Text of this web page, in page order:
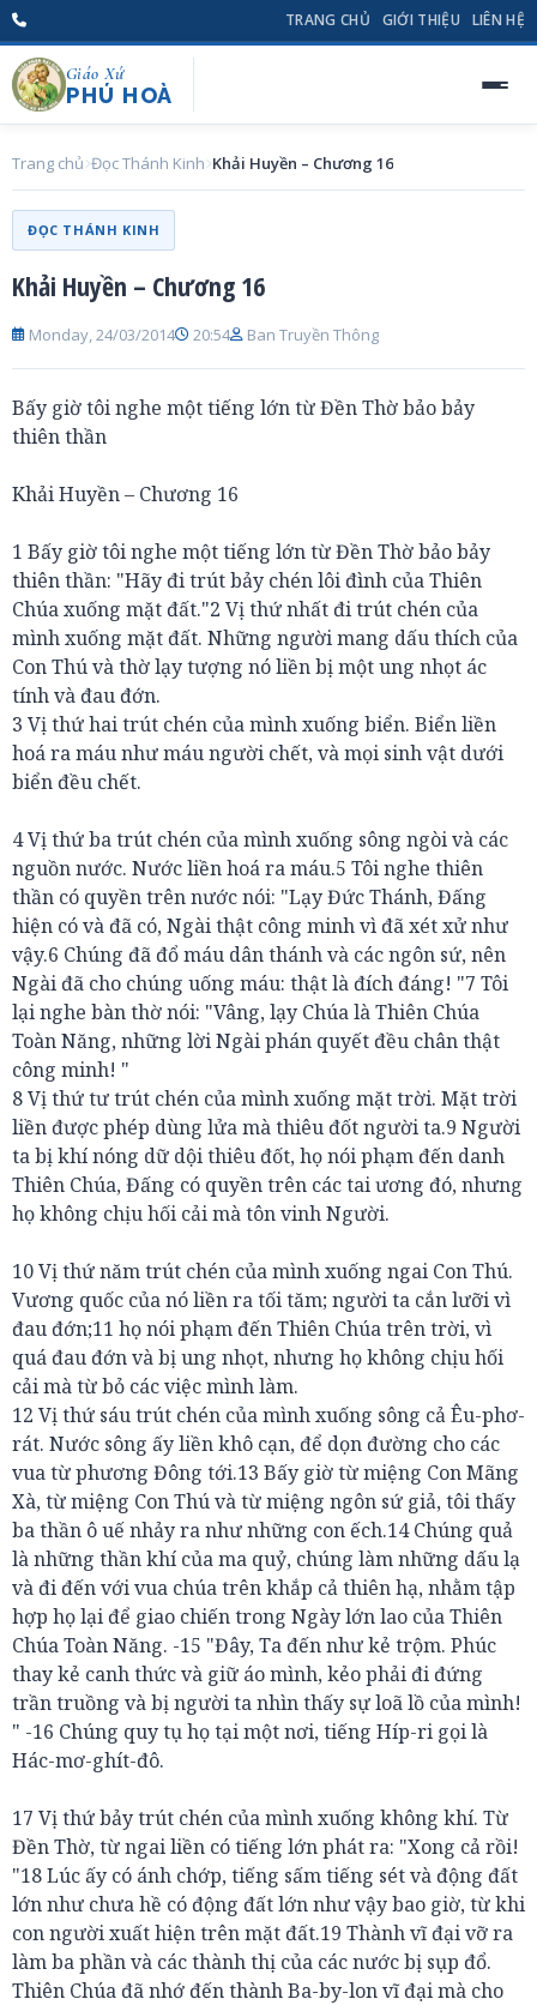
TRANG CHỦ GIỚI THIỆU LIÊN HỆ
Giáo Xứ
PHÚ HOÀ
Trang chủ Đọc Thánh Kinh Khải Huyền – Chương 16
ĐỌC THÁNH KINH
Khải Huyền – Chương 16
Monday, 24/03/2014 20:54 Ban Truyền Thông
Bấy giờ tôi nghe một tiếng lớn từ Đền Thờ bảo bảy
thiên thần
Khải Huyền – Chương 16
1 Bấy giờ tôi nghe một tiếng lớn từ Đền Thờ bảo bảy
thiên thần: "Hãy đi trút bảy chén lôi đình của Thiên
Chúa xuống mặt đất."2 Vị thứ nhất đi trút chén của
mình xuống mặt đất. Những người mang dấu thích của
Con Thú và thờ lạy tượng nó liền bị một ung nhọt ác
tính và đau đớn.
3 Vị thứ hai trút chén của mình xuống biển. Biển liền
hoá ra máu như máu người chết, và mọi sinh vật dưới
biển đều chết.
4 Vị thứ ba trút chén của mình xuống sông ngòi và các
nguồn nước. Nước liền hoá ra máu.5 Tôi nghe thiên
thần có quyền trên nước nói: "Lạy Đức Thánh, Đấng
hiện có và đã có, Ngài thật công minh vì đã xét xử như
vậy.6 Chúng đã đổ máu dân thánh và các ngôn sứ, nên
Ngài đã cho chúng uống máu: thật là đích đáng! "7 Tôi
lại nghe bàn thờ nói: "Vâng, lạy Chúa là Thiên Chúa
Toàn Năng, những lời Ngài phán quyết đều chân thật
công minh! "
8 Vị thứ tư trút chén của mình xuống mặt trời. Mặt trời
liền được phép dùng lửa mà thiêu đốt người ta.9 Người
ta bị khí nóng dữ dội thiêu đốt, họ nói phạm đến danh
Thiên Chúa, Đấng có quyền trên các tai ương đó, nhưng
họ không chịu hối cải mà tôn vinh Người.
10 Vị thứ năm trút chén của mình xuống ngai Con Thú.
Vương quốc của nó liền ra tối tăm; người ta cắn lưỡi vì
đau đớn;11 họ nói phạm đến Thiên Chúa trên trời, vì
quá đau đớn và bị ung nhọt, nhưng họ không chịu hối
cải mà từ bỏ các việc mình làm.
12 Vị thứ sáu trút chén của mình xuống sông cả Êu-phơ-
rát. Nước sông ấy liền khô cạn, để dọn đường cho các
vua từ phương Đông tới.13 Bấy giờ từ miệng Con Mãng
Xà, từ miệng Con Thú và từ miệng ngôn sứ giả, tôi thấy
ba thần ô uế nhảy ra như những con ếch.14 Chúng quả
là những thần khí của ma quỷ, chúng làm những dấu lạ
và đi đến với vua chúa trên khắp cả thiên hạ, nhằm tập
hợp họ lại để giao chiến trong Ngày lớn lao của Thiên
Chúa Toàn Năng. -15 "Đây, Ta đến như kẻ trộm. Phúc
thay kẻ canh thức và giữ áo mình, kẻo phải đi đứng
trần truồng và bị người ta nhìn thấy sự loã lồ của mình!
" -16 Chúng quy tụ họ tại một nơi, tiếng Híp-ri gọi là
Hác-mơ-ghít-đô.
17 Vị thứ bảy trút chén của mình xuống không khí. Từ
Đền Thờ, từ ngai liền có tiếng lớn phát ra: "Xong cả rồi!
"18 Lúc ấy có ánh chớp, tiếng sấm tiếng sét và động đất
lớn như chưa hề có động đất lớn như vậy bao giờ, từ khi
con người xuất hiện trên mặt đất.19 Thành vĩ đại vỡ ra
làm ba phần và các thành thị của các nước bị sụp đổ.
Thiên Chúa đã nhớ đến thành Ba-by-lon vĩ đại mà cho